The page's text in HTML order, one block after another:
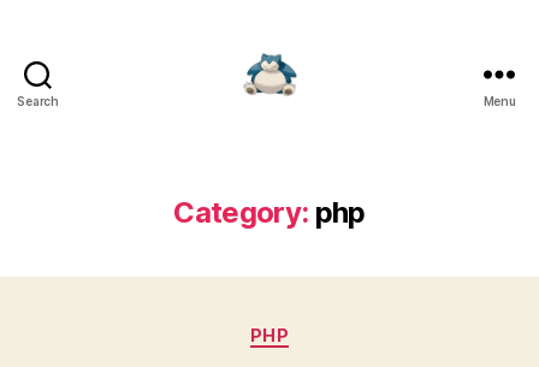
Search
领
域
Menu
Category: php
Categories
PHP